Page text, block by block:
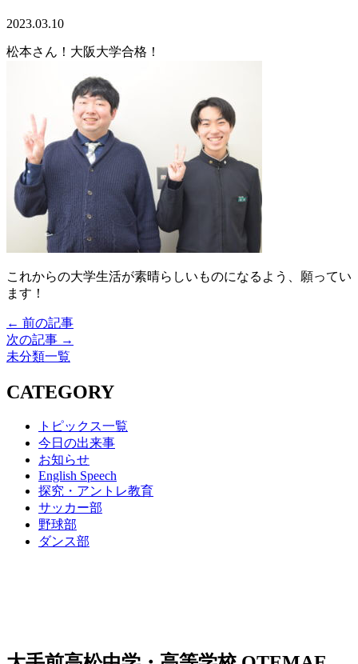
2023.03.10
松本さん！大阪大学合格！
これからの大学生活が素晴らしいものになるよう、願ってい
ます！
← 前の記事
次の記事 →
未分類一覧
CATEGORY
トピックス一覧
今日の出来事
お知らせ
English Speech
探究・アントレ教育
サッカー部
野球部
ダンス部